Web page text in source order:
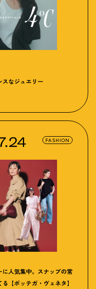
なジュエリー
人気集中。スナップの常
【ボッテガ・ヴェネタ】
FASHION